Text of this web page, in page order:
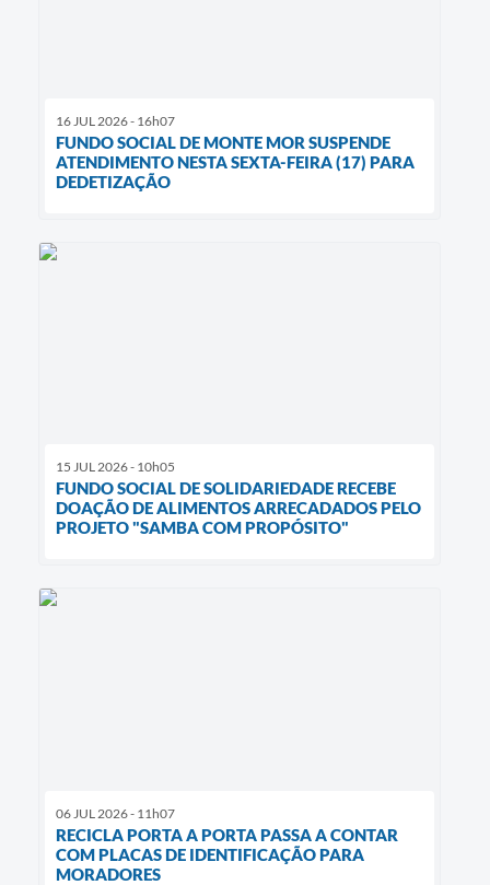
16 JUL 2026 - 16h07
FUNDO SOCIAL DE MONTE MOR SUSPENDE
ATENDIMENTO NESTA SEXTA-FEIRA (17) PARA
DEDETIZAÇÃO
15 JUL 2026 - 10h05
FUNDO SOCIAL DE SOLIDARIEDADE RECEBE
DOAÇÃO DE ALIMENTOS ARRECADADOS PELO
PROJETO "SAMBA COM PROPÓSITO"
06 JUL 2026 - 11h07
RECICLA PORTA A PORTA PASSA A CONTAR
COM PLACAS DE IDENTIFICAÇÃO PARA
MORADORES